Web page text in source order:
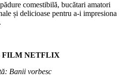
comestibilă, bucătari amatori
și delicioase pentru a-i impresiona
FILM NETFLIX
Banii vorbesc